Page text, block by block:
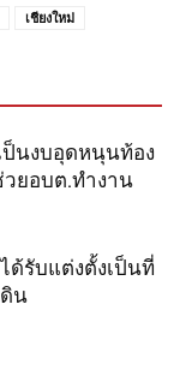
เชียงใหม่
นงบอุดหนุนท้อง
ยอบต.ทำงาน
รับแต่งตั้งเป็นที่
น